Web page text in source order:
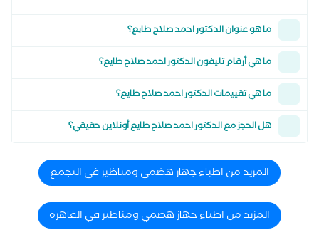
ما هو عنوان الدكتور احمد صلاح طايع؟
ما هي أرقام تليفون الدكتور احمد صلاح طايع؟
ما هي تقييمات الدكتور احمد صلاح طايع؟
هل الحجز مع الدكتور احمد صلاح طايع أونلاين حقيقي؟
المزيد من اطباء جهاز هضمي ومناظير في التجمع
المزيد من اطباء جهاز هضمي ومناظير في القاهرة